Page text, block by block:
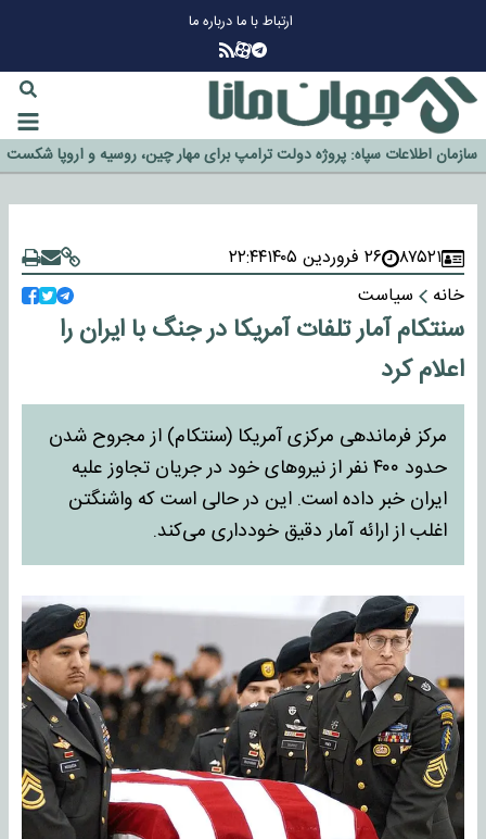
ارتباط با مادرباره ما
گزینه جدایی اوسمار روی میز مدیران پرسپولیس
آیا رئیس جمهور آمریکا قانون را دور می‌زند؟
اخراج رسمی چهره نامدار از پرسپولیس
سازمان اطلاعات سپاه: پروژه دولت ترامپ برای مهار چین، روسیه و اروپا شکست
خورد
۸۷۵۲۱ ۲۶ فروردین ۱۴۰۵
۲۲:۴۴
خانه
سیاست
سنتکام آمار تلفات آمریکا در جنگ با ایران را
اعلام کرد
مرکز فرماندهی مرکزی آمریکا (سنتکام) از مجروح شدن
حدود ۴۰۰ نفر از نیروهای خود در جریان تجاوز علیه
ایران خبر داده است. این در حالی است که واشنگتن
اغلب از ارائه آمار دقیق خودداری می‌کند.